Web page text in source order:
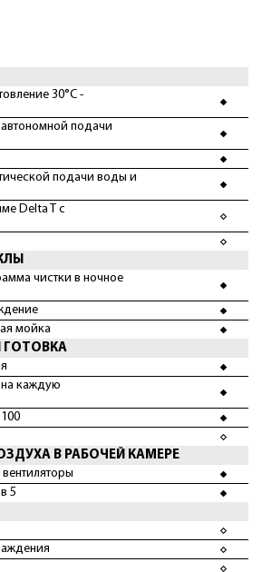
30°С -
автономной подачи
подачи воды и
Delta T с
чистки в ночное
мойка
ГОТОВКА
каждую
В РАБОЧЕЙ КАМЕРЕ
5